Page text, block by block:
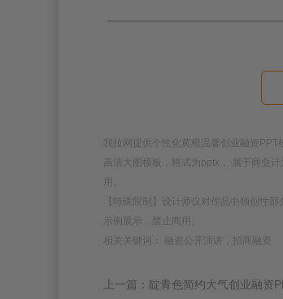
我拉网提供个性化黄橙温馨创业融资
高清大图模板，格式为pptx， 属于商业
【特殊限制】设计师仅对作品中独创性
示例展示，禁止商用。
相关关键词： 融资公开演讲，招商融资
上一篇：靛青色简约大气创业融资